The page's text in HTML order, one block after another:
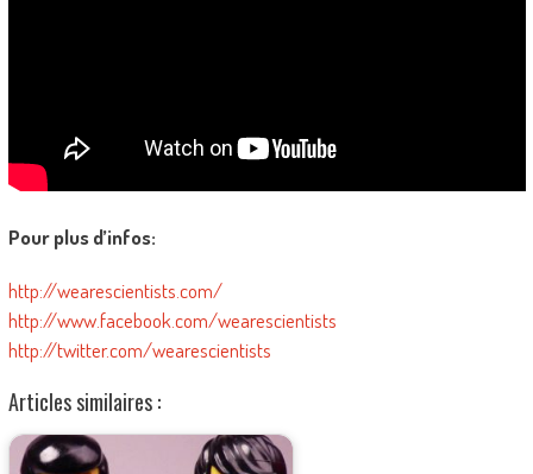
Pour plus d’infos:
http://wearescientists.com/
http://www.facebook.com/wearescientists
http://twitter.com/wearescientists
Articles similaires :